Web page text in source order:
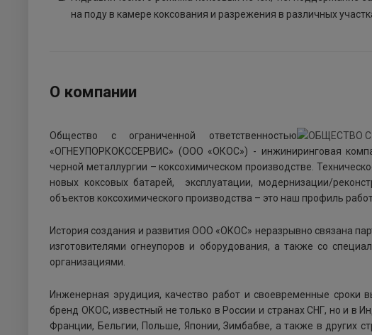
на поду в камере коксования и разрежения в различных
О компании
Общество с ограниченной ответственностью
«ОГНЕУПОРКОКССЕРВИС» (ООО «ОКОС») - инжиниринговая
черной металлургии – коксохимическом производстве.
новых коксовых батарей, эксплуатации, модернизации/
объектов коксохимического производства – это наш профиль
История создания и развития ООО «ОКОС» неразрывно связана
изготовителями огнеупоров и оборудования, а также со
организациями.
Инженерная эрудиция, качество работ и своевременные сроки
бренд ОКОС, известный не только в России и странах СНГ, но и в
Франции, Бельгии, Польше, Японии, Зимбабве, а также в других